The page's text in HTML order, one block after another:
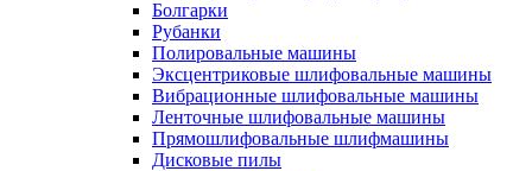
Болгарки
Рубанки
Полировальные машины
Эксцентриковые шлифовальные машины
Вибрационные шлифовальные машины
Ленточные шлифовальные машины
Прямошлифовальные шлифмашины
Дисковые пилы